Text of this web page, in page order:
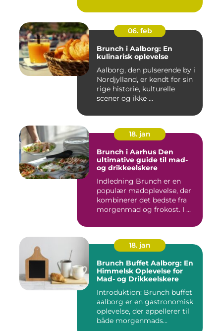
06. feb
Brunch i Aalborg: En
kulinarisk oplevelse
Aalborg, den pulserende by i
Nordjylland, er kendt for sin
rige historie, kulturelle
scener og ikke ...
18. jan
Brunch i Aarhus Den
ultimative guide til mad-
og drikkeelskere
Indledning Brunch er en
populær madoplevelse, der
kombinerer det bedste fra
morgenmad og frokost. I ...
18. jan
Brunch Buffet Aalborg: En
Himmelsk Oplevelse for
Mad- og Drikkeelskere
Introduktion: Brunch buffet
aalborg er en gastronomisk
oplevelse, der appellerer til
både morgenmads...